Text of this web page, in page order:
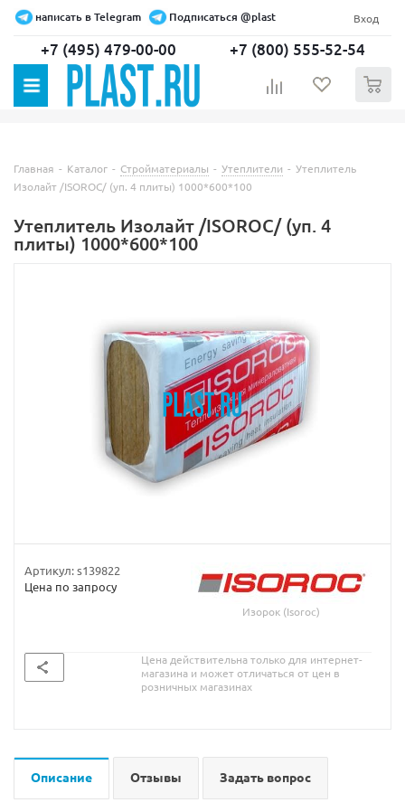
написать в Telegram Подписаться @plast Вход
+7 (495) 479-00-00 +7 (800) 555-52-54
Главная - Каталог - Стройматериалы - Утеплители - Утеплитель
Изолайт /ISOROC/ (уп. 4 плиты) 1000*600*100
Утеплитель Изолайт /ISOROC/ (уп. 4
плиты) 1000*600*100
Артикул:s139822
Цена по запросу
Изорок (Isoroc)
Цена действительна только для интернет-
магазина и может отличаться от цен в
розничных магазинах
Описание Отзывы Задать вопрос